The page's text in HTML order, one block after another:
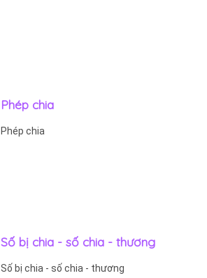
Phép chia
Phép chia
Số bị chia - số chia - thương
Số bị chia - số chia - thương